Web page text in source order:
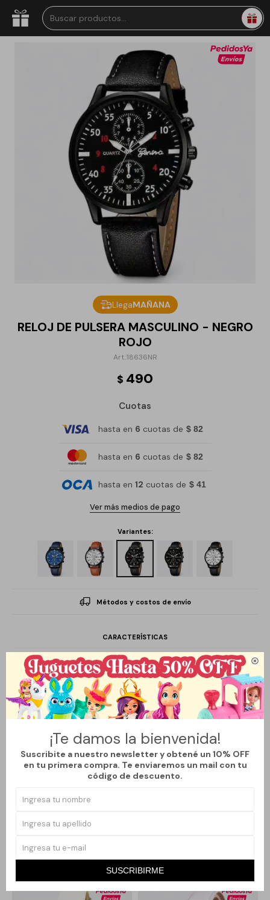

¡Te damos la bienvenida!
Suscribite a nuestro newsletter y obtené un 10% OFF
en tu primera compra. Te enviaremos un mail con tu
código de descuento.
SUSCRIBIRME
LlegaMAÑANA
RELOJ DE PULSERA MASCULINO - NEGRO
ROJO
18636NR
$ 490
Cuotas
hasta en 6 cuotas de $ 82
hasta en 6 cuotas de $ 82
hasta en 12 cuotas de $ 41
Ver más medios de pago
Variantes:
Métodos y costos de envío
CARACTERÍSTICAS
Género Hombre
Descripción
Un accesorio que trasciende el tiempo. Este reloj de pulsera
destaca por su diseño sofisticado y su impecable precisión. Cada
distinción en una sola pieza.
Productos que te pueden interesar